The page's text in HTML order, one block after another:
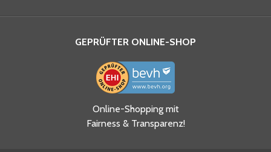
Ja, ich habe die
Datenschutzhinweise gelesen
und akzeptiere diese.
GEPRÜFTER ONLINE-SHOP
Online-Shopping mit
Fairness & Transparenz!